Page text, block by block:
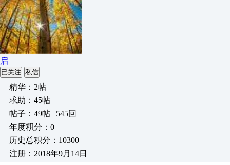
启
已关注 私信
精华：2帖
求助：45帖
帖子：49帖 | 545回
年度积分：0
历史总积分：10300
注册：2018年9月14日